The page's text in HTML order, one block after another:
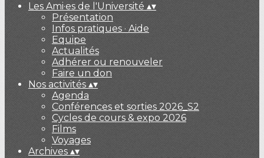
Les Ami·es de l'Université ▴▾
Présentation
Infos pratiques · Aide
Equipe
Actualités
Adhérer ou renouveler
Faire un don
Nos activités ▴▾
Agenda
Conférences et sorties 2026_S2
Cycles de cours & expo 2026
Films
Voyages
Archives ▴▾